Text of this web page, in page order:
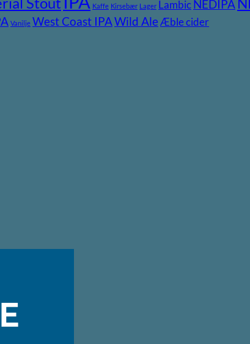
Kaffe Kirsebær Lager LambicNEDIPA
Vanilje West Coast IPAWild AleÆble cider